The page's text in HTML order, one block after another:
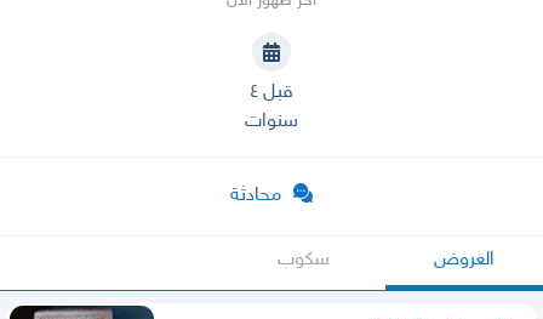
قبل ٤
سنوات
محادثة
العروض سكوب